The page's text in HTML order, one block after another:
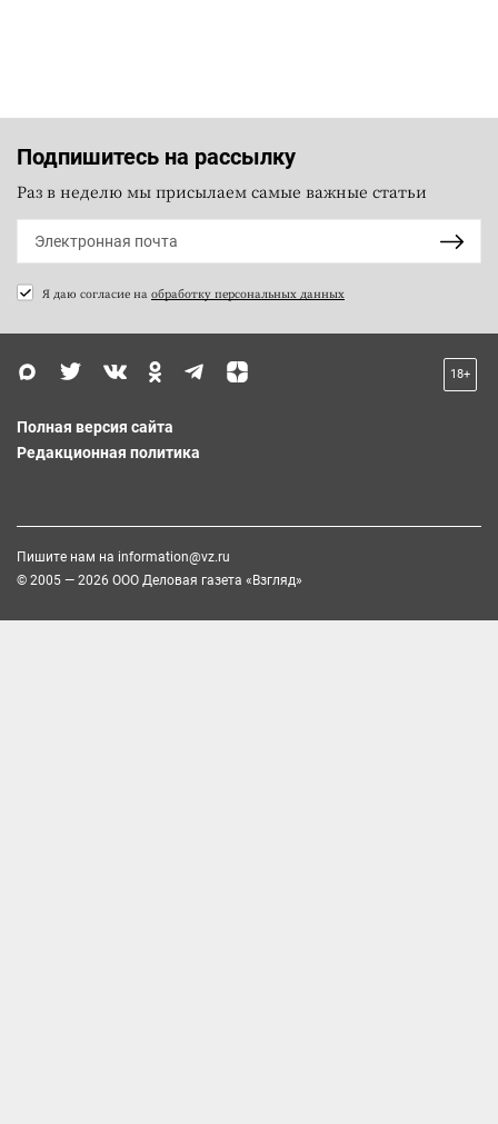
Подпишитесь на рассылку
Раз в неделю мы присылаем самые важные статьи
Я даю согласие на обработку персональных данных
18+
Полная версия сайта
Редакционная политика
Пишите нам на information@vz.ru
© 2005 — 2026 ООО Деловая газета «Взгляд»